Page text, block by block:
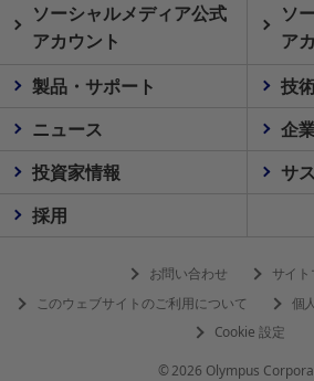
ソーシャルメディア公式
アカウント
ソ
ア
製品・サポート
技
ニュース
企
投資家情報
サ
採用
お問い合わせ
サイ
このウェブサイトのご利用について
個
Cookie 設定
© 2026 Olympus